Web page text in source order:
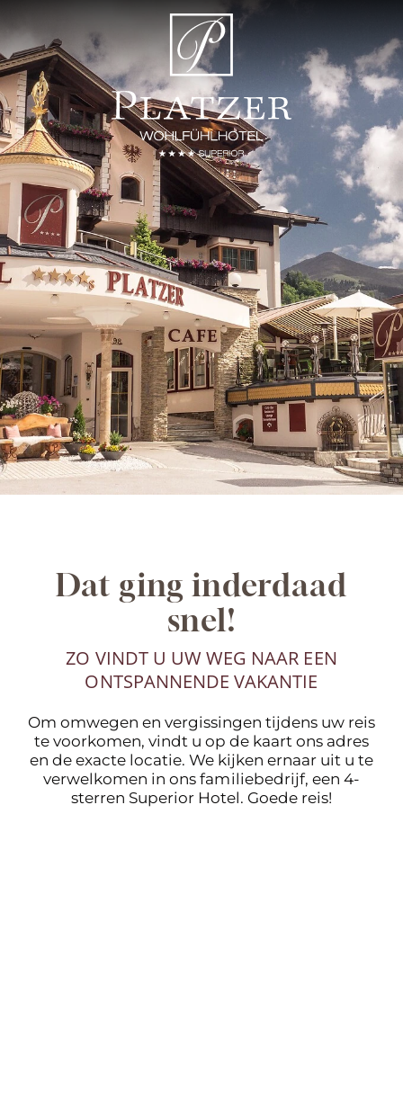
Dat ging inderdaad
snel!
ZO VINDT U UW WEG NAAR EEN
ONTSPANNENDE VAKANTIE
Om omwegen en vergissingen tijdens uw reis
te voorkomen, vindt u op de kaart ons adres
en de exacte locatie. We kijken ernaar uit u te
verwelkomen in ons familiebedrijf, een 4-
sterren Superior Hotel. Goede reis!